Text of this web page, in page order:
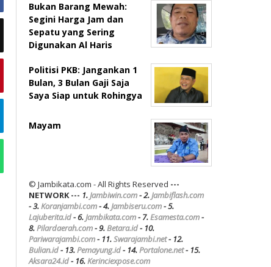
Bukan Barang Mewah:
Segini Harga Jam dan
Sepatu yang Sering
Digunakan Al Haris
Politisi PKB: Jangankan 1
Bulan, 3 Bulan Gaji Saja
Saya Siap untuk Rohingya
Mayam
© Jambikata.com - All Rights Reserved ---
NETWORK --- 1.Jambiwin.com- 2.Jambiflash.com
- 3.Koranjambi.com- 4.Jambiseru.com- 5.
Lajuberita.id- 6.Jambikata.com- 7.Esamesta.com-
8.Pilardaerah.com- 9.Betara.id- 10.
Pariwarajambi.com- 11.Swarajambi.net- 12.
Bulian.id- 13.Pemayung.id- 14.Portalone.net- 15.
Aksara24.id- 16.Kerinciexpose.com